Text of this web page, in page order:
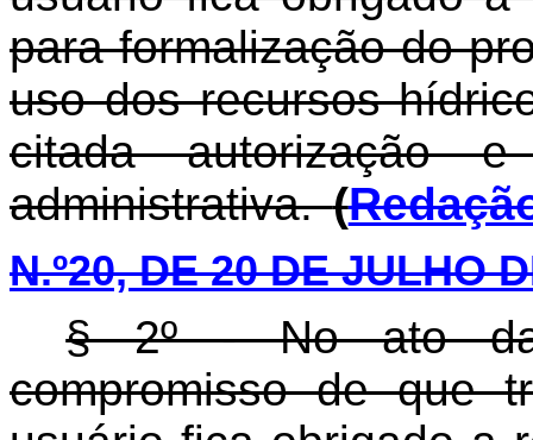
para formalização do
uso dos recursos
citada autorização
administrativa.(
N.º20, DE 20 DE JULHO
§ 2º - No ato da
compromisso de que